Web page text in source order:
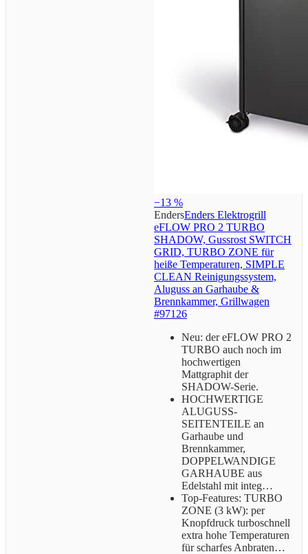
−13 %
EndersEnders Elektrogrill
eFLOW PRO 2 TURBO
SHADOW, Gussrost SWITCH
GRID, TURBO ZONE für
heiße Temperaturen, SIMPLE
CLEAN Reinigungssystem,
Aluguss an Garhaube &
Brennkammer, Grillwagen
#97126
Neu: der eFLOW PRO 2
TURBO auch noch im
hochwertigen
Mattgraphit der
SHADOW-Serie.
HOCHWERTIGE
ALUGUSS-
SEITENTEILE an
Garhaube und
Brennkammer,
DOPPELWANDIGE
GARHAUBE aus
Edelstahl mit integ…
Top-Features: TURBO
ZONE (3 kW): per
Knopfdruck turboschnell
extra hohe Temperaturen
für scharfes Anbraten…